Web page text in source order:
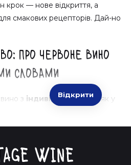
крок — нове відкриття, а
смакових рецепторів. Дай-но
про червоне вино
словами
з індивідуальністю
, як у
Ми зібрали для тебе
Відкрити